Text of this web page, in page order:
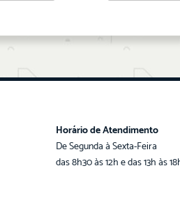
Horário de Atendimento
De Segunda à Sexta-Feira
das 8h30 às 12h e das 13h às